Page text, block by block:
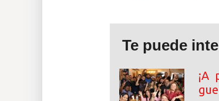
Te puede
¡A